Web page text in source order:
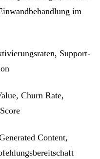
im
Support-
Churn Rate,
Content,